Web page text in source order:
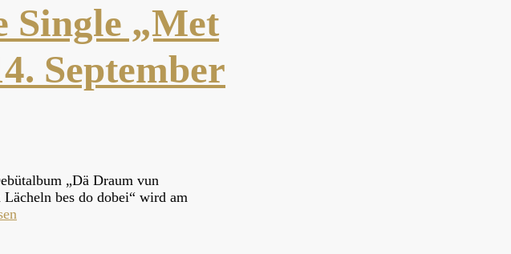
Single „Met
September
„Dä Draum vun
bes do dobei“ wird am